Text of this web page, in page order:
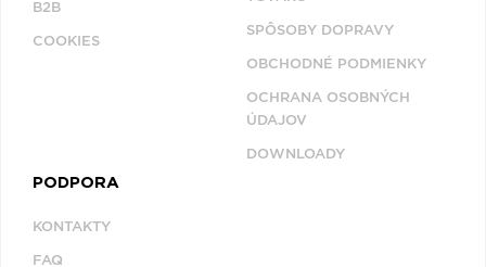
B2B
COOKIES
SPÔSOBY DOPRAVY
OBCHODNÉ PODMIENKY
OCHRANA OSOBNÝCH
ÚDAJOV
DOWNLOADY
PODPORA
KONTAKTY
FAQ